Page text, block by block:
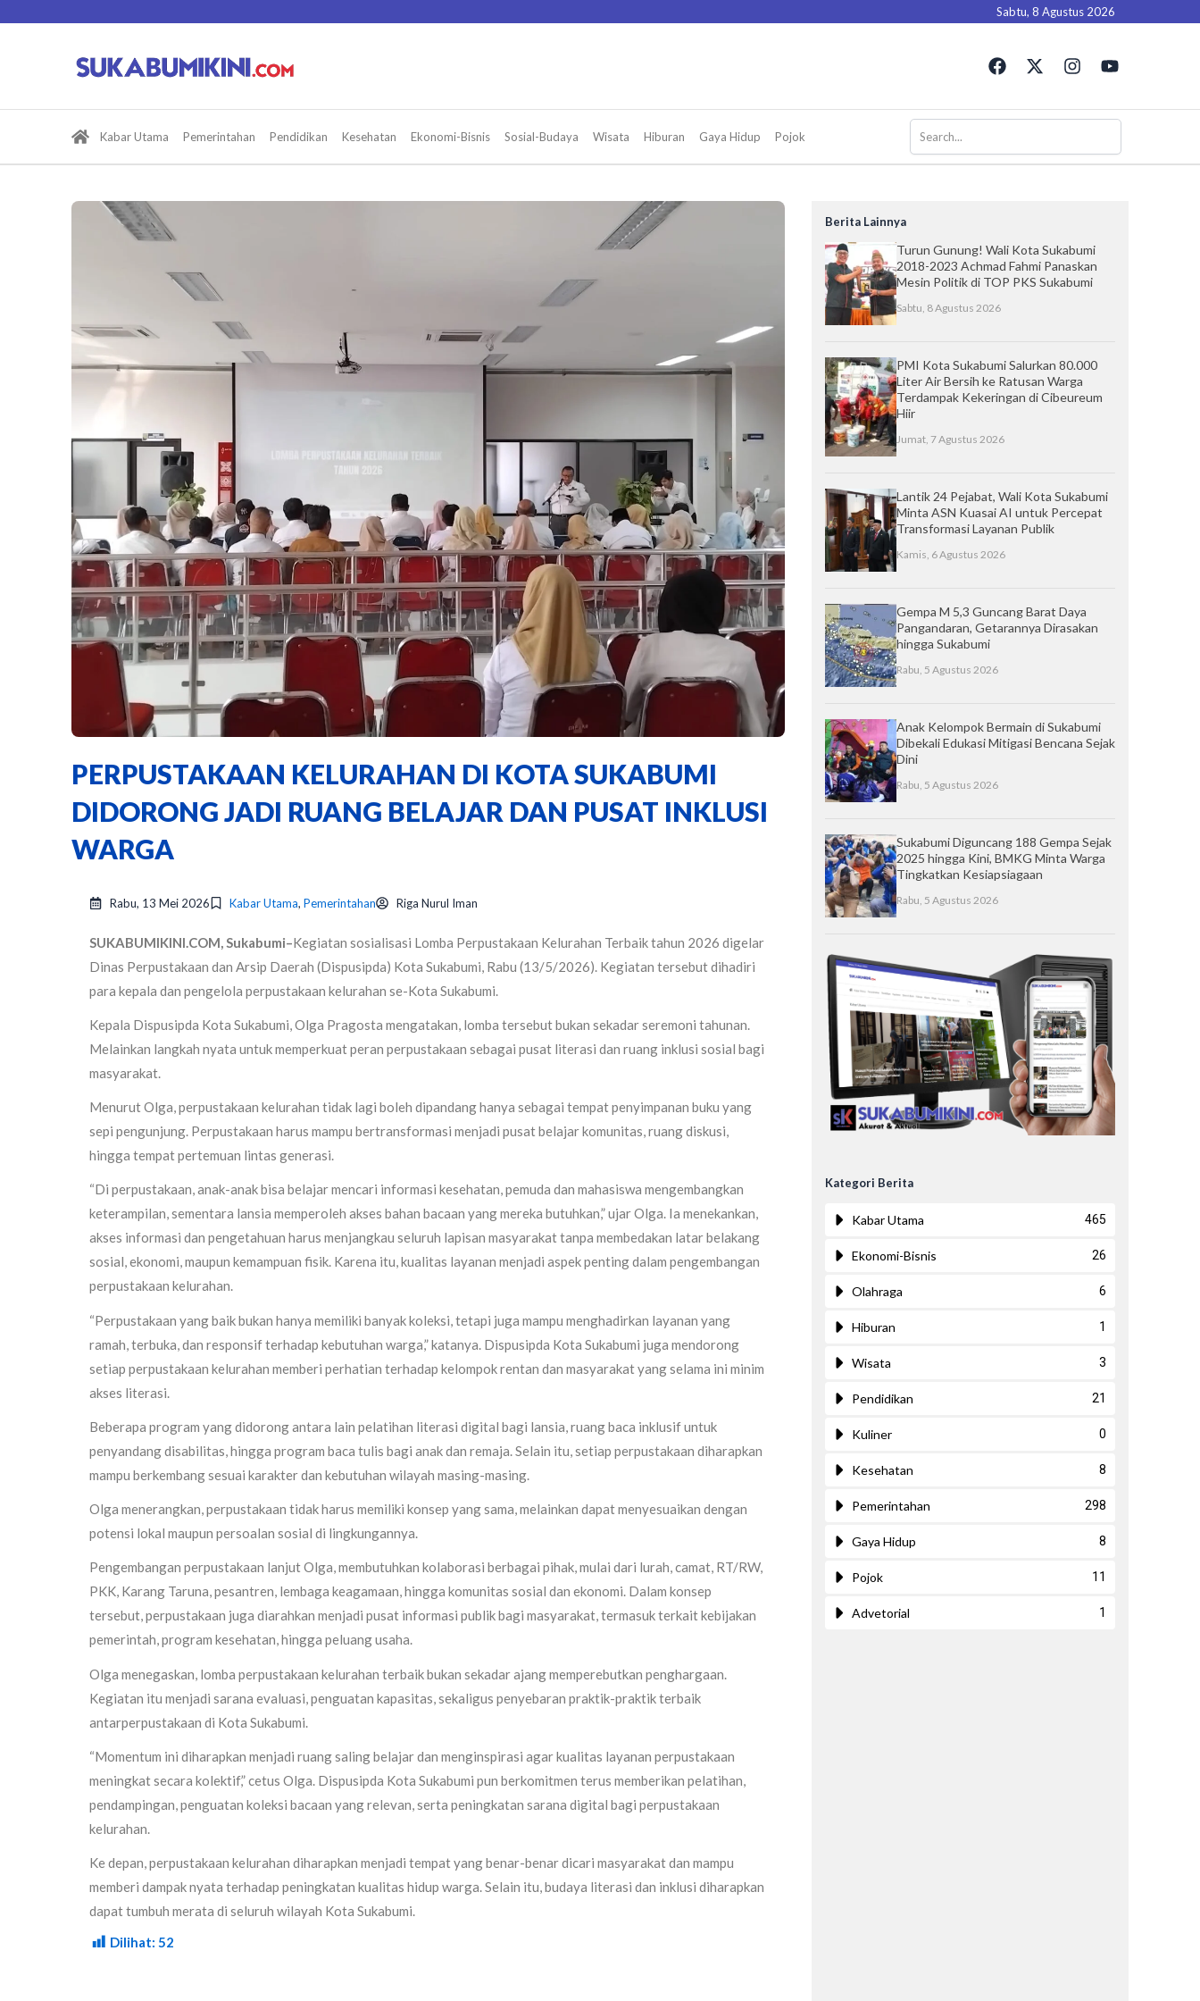
Sabtu, 8 Agustus 2026
F
a
e
o
o
X
-
w
t
t
I
n
t
g
r
Y
o
t
b
e
Kabar Utama Pemerintahan Pendidikan Kesehatan Ekonomi-Bisnis Sosial-Budaya Wisata Hiburan Gaya Hidup Pojok
PERPUSTAKAAN KELURAHAN DI KOTA SUKABUMI
DIDORONG JADI RUANG BELAJAR DAN PUSAT INKLUSI
WARGA
Rabu, 13 Mei 2026 Kabar Utama, Pemerintahan Riga Nurul Iman
SUKABUMIKINI.COM, Sukabumi–Kegiatan sosialisasi Lomba Perpustakaan Kelurahan Terbaik tahun 2026 digelar
Dinas Perpustakaan dan Arsip Daerah (Dispusipda) Kota Sukabumi, Rabu (13/5/2026). Kegiatan tersebut dihadiri
para kepala dan pengelola perpustakaan kelurahan se-Kota Sukabumi.
Kepala Dispusipda Kota Sukabumi, Olga Pragosta mengatakan, lomba tersebut bukan sekadar seremoni tahunan.
Melainkan langkah nyata untuk memperkuat peran perpustakaan sebagai pusat literasi dan ruang inklusi sosial bagi
masyarakat.
Menurut Olga, perpustakaan kelurahan tidak lagi boleh dipandang hanya sebagai tempat penyimpanan buku yang
sepi pengunjung. Perpustakaan harus mampu bertransformasi menjadi pusat belajar komunitas, ruang diskusi,
hingga tempat pertemuan lintas generasi.
“Di perpustakaan, anak-anak bisa belajar mencari informasi kesehatan, pemuda dan mahasiswa mengembangkan
keterampilan, sementara lansia memperoleh akses bahan bacaan yang mereka butuhkan,” ujar Olga. Ia menekankan,
akses informasi dan pengetahuan harus menjangkau seluruh lapisan masyarakat tanpa membedakan latar belakang
sosial, ekonomi, maupun kemampuan fisik. Karena itu, kualitas layanan menjadi aspek penting dalam pengembangan
perpustakaan kelurahan.
“Perpustakaan yang baik bukan hanya memiliki banyak koleksi, tetapi juga mampu menghadirkan layanan yang
ramah, terbuka, dan responsif terhadap kebutuhan warga,” katanya. Dispusipda Kota Sukabumi juga mendorong
setiap perpustakaan kelurahan memberi perhatian terhadap kelompok rentan dan masyarakat yang selama ini minim
akses literasi.
Beberapa program yang didorong antara lain pelatihan literasi digital bagi lansia, ruang baca inklusif untuk
penyandang disabilitas, hingga program baca tulis bagi anak dan remaja. Selain itu, setiap perpustakaan diharapkan
mampu berkembang sesuai karakter dan kebutuhan wilayah masing-masing.
Olga menerangkan, perpustakaan tidak harus memiliki konsep yang sama, melainkan dapat menyesuaikan dengan
potensi lokal maupun persoalan sosial di lingkungannya.
Pengembangan perpustakaan lanjut Olga, membutuhkan kolaborasi berbagai pihak, mulai dari lurah, camat, RT/RW,
PKK, Karang Taruna, pesantren, lembaga keagamaan, hingga komunitas sosial dan ekonomi. Dalam konsep
tersebut, perpustakaan juga diarahkan menjadi pusat informasi publik bagi masyarakat, termasuk terkait kebijakan
pemerintah, program kesehatan, hingga peluang usaha.
Olga menegaskan, lomba perpustakaan kelurahan terbaik bukan sekadar ajang memperebutkan penghargaan.
Kegiatan itu menjadi sarana evaluasi, penguatan kapasitas, sekaligus penyebaran praktik-praktik terbaik
antarperpustakaan di Kota Sukabumi.
“Momentum ini diharapkan menjadi ruang saling belajar dan menginspirasi agar kualitas layanan perpustakaan
meningkat secara kolektif,” cetus Olga. Dispusipda Kota Sukabumi pun berkomitmen terus memberikan pelatihan,
pendampingan, penguatan koleksi bacaan yang relevan, serta peningkatan sarana digital bagi perpustakaan
kelurahan.
Ke depan, perpustakaan kelurahan diharapkan menjadi tempat yang benar-benar dicari masyarakat dan mampu
memberi dampak nyata terhadap peningkatan kualitas hidup warga. Selain itu, budaya literasi dan inklusi diharapkan
dapat tumbuh merata di seluruh wilayah Kota Sukabumi.
Dilihat: 52
Berita Lainnya
Turun Gunung! Wali Kota Sukabumi
2018-2023 Achmad Fahmi Panaskan
Mesin Politik di TOP PKS Sukabumi
Sabtu, 8 Agustus 2026
PMI Kota Sukabumi Salurkan 80.000
Liter Air Bersih ke Ratusan Warga
Terdampak Kekeringan di Cibeureum
Hiir
Jumat, 7 Agustus 2026
Lantik 24 Pejabat, Wali Kota Sukabumi
Minta ASN Kuasai AI untuk Percepat
Transformasi Layanan Publik
Kamis, 6 Agustus 2026
Gempa M 5,3 Guncang Barat Daya
Pangandaran, Getarannya Dirasakan
hingga Sukabumi
Rabu, 5 Agustus 2026
Anak Kelompok Bermain di Sukabumi
Dibekali Edukasi Mitigasi Bencana Sejak
Dini
Rabu, 5 Agustus 2026
Sukabumi Diguncang 188 Gempa Sejak
2025 hingga Kini, BMKG Minta Warga
Tingkatkan Kesiapsiagaan
Rabu, 5 Agustus 2026
Kategori Berita
Kabar Utama 465
Ekonomi-Bisnis 26
Olahraga 6
Hiburan 1
Wisata 3
Pendidikan 21
Kuliner 0
Kesehatan 8
Pemerintahan 298
Gaya Hidup 8
Pojok 11
Advetorial 1